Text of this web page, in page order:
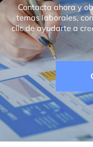
Contacta ahora y
temas laborales,
clic de ayudarte a